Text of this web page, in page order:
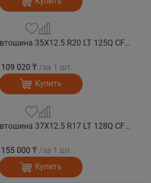
COMFORSER Автошина 35X12.5 R20 LT 125Q CF9000 R/T RWL 12PR лето
109 020 ₸ /за 1 шт.
Купить
COMFORSER Автошина 37X12.5 R17 LT 128Q CF9000 R/T RWL 12PR лето
155 000 ₸ /за 1 шт.
Купить